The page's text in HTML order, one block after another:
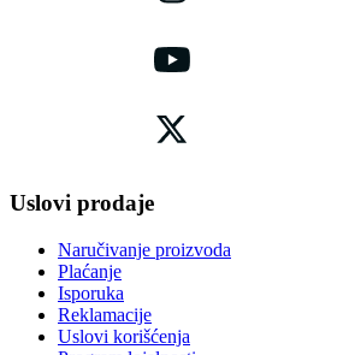
Uslovi prodaje
Naručivanje proizvoda
Plaćanje
Isporuka
Reklamacije
Uslovi korišćenja